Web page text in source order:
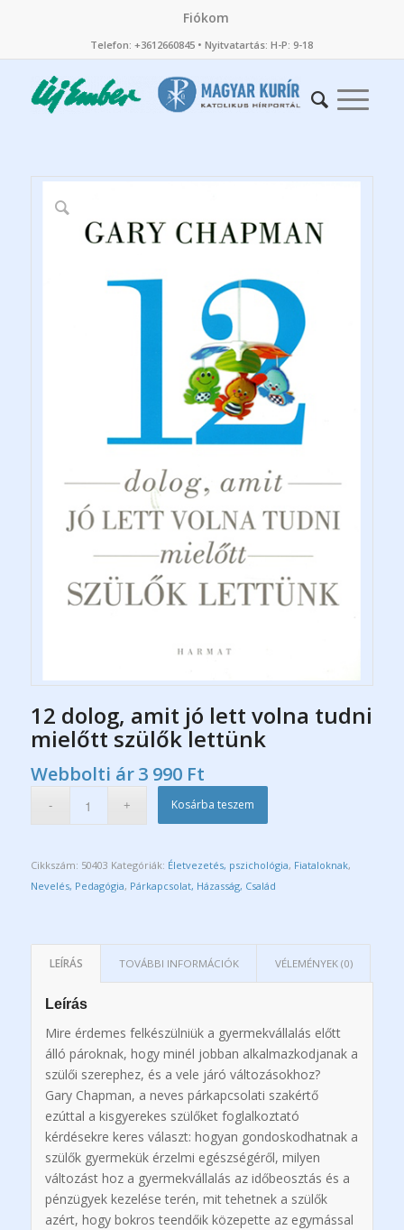
Fiókom
Telefon: +3612660845 • Nyitvatartás: H-P: 9-18
12 dolog, amit jó lett volna tudni
mielőtt szülők lettünk
Webbolti ár 3 990 Ft
Kosárba teszem
Cikkszám: 50403 Kategóriák: Életvezetés, pszichológia, Fiataloknak,
Nevelés, Pedagógia, Párkapcsolat, Házasság, Család
LEÍRÁS TOVÁBBI INFORMÁCIÓK VÉLEMÉNYEK (0)
Leírás
Mire érdemes felkészülniük a gyermekvállalás előtt
álló pároknak, hogy minél jobban alkalmazkodjanak a
szülői szerephez, és a vele járó változásokhoz?
Gary Chapman, a neves párkapcsolati szakértő
ezúttal a kisgyerekes szülőket foglalkoztató
kérdésekre keres választ: hogyan gondoskodhatnak a
szülők gyermekük érzelmi egészségéről, milyen
változást hoz a gyermekvállalás az időbeosztás és a
pénzügyek kezelése terén, mit tehetnek a szülők
azért, hogy bokros teendőik közepette az egymással